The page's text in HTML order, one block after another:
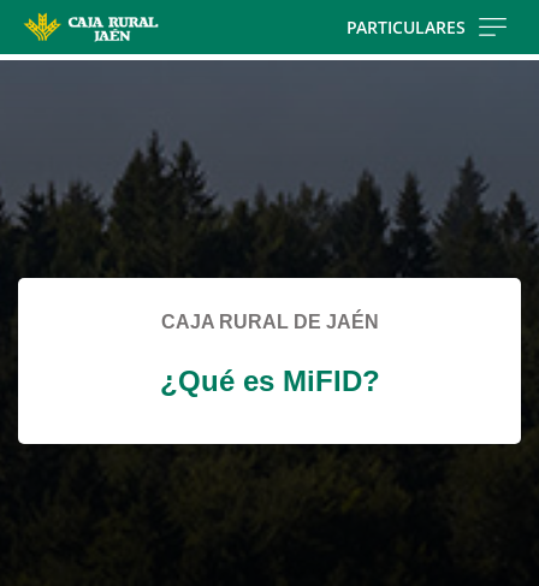
PARTICULARES
espere...
CAJA RURAL DE JAÉN
¿Qué es MiFID?